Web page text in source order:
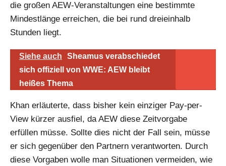
die großen AEW-Veranstaltungen eine bestimmte
Mindestlänge erreichen, die bei rund dreieinhalb
Stunden liegt.
Siehe auch
Sheamus verabschiedet
sich offiziell von WWE: AEW bleibt
heißes Thema
Khan erläuterte, dass bisher kein einziger Pay-per-
View kürzer ausfiel, da AEW diese Zeitvorgabe
erfüllen müsse. Sollte dies nicht der Fall sein, müsse
er sich gegenüber den Partnern verantworten. Durch
diese Vorgaben wolle man Situationen vermeiden, wie